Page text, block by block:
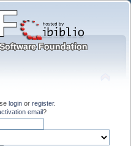
login or register.
email?